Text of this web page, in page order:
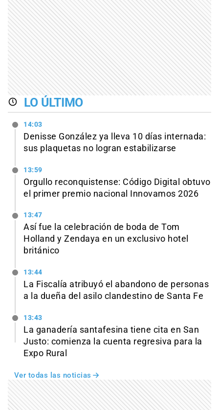
LO ÚLTIMO
14:03
Denisse González ya lleva 10 días internada:
sus plaquetas no logran estabilizarse
13:59
Orgullo reconquistense: Código Digital obtuvo
el primer premio nacional Innovamos 2026
13:47
Así fue la celebración de boda de Tom
Holland y Zendaya en un exclusivo hotel
británico
13:44
La Fiscalía atribuyó el abandono de personas
a la dueña del asilo clandestino de Santa Fe
13:43
La ganadería santafesina tiene cita en San
Justo: comienza la cuenta regresiva para la
Expo Rural
Ver todas las noticias